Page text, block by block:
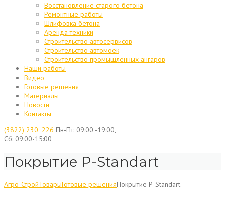
Восстановление старого бетона
Ремонтные работы
Шлифовка бетона
Аренда техники
Строительство автосервисов
Строительство автомоек
Строительство промышленных ангаров
Наши работы
Видео
Готовые решения
Материалы
Новости
Контакты
(3822) 230−226 Пн-Пт: 09:00 -19:00,
Сб: 09:00-15:00
Покрытие P-Standart
Агро-СтройТоварыГотовые решенияПокрытие P-Standart